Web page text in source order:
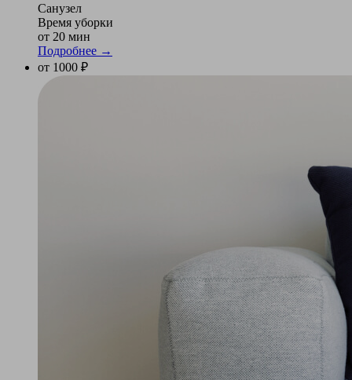
Санузел
Время уборки
от 20 мин
Подробнее →
от 1000 ₽